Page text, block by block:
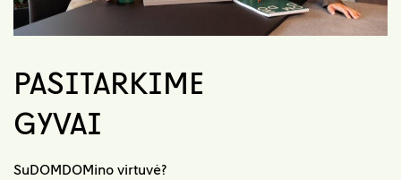
PASITARKIME
GYVAI
SuDOMDOMino virtuvė?